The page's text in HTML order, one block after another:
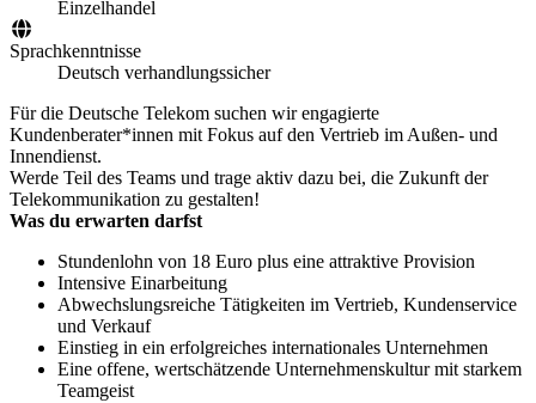
Einzelhandel
Sprachkenntnisse
Deutsch verhandlungssicher
Für die Deutsche Telekom suchen wir engagierte
Kundenberater*innen mit Fokus auf den Vertrieb im Außen- und
Innendienst.
Werde Teil des Teams und trage aktiv dazu bei, die Zukunft der
Telekommunikation zu gestalten!
Was du erwarten darfst
Stundenlohn von 18 Euro plus eine attraktive Provision
Intensive Einarbeitung
Abwechslungsreiche Tätigkeiten im Vertrieb, Kundenservice
und Verkauf
Einstieg in ein erfolgreiches internationales Unternehmen
Eine offene, wertschätzende Unternehmenskultur mit starkem
Teamgeist